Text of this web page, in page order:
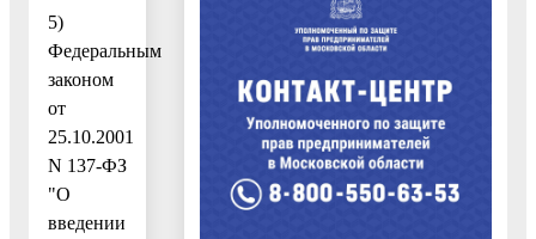
5)
Федеральным
законом
от
25.10.2001
N 137-ФЗ
"О
введении